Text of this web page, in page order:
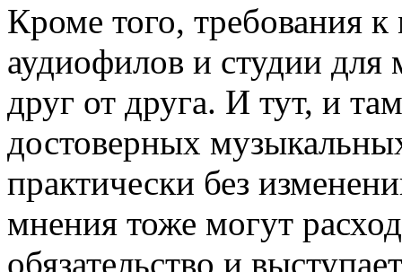
Кроме того, требования
аудиофилов и студии для
друг от друга. И тут, и
достоверных
практически без
мнения тоже могут
обязательство и